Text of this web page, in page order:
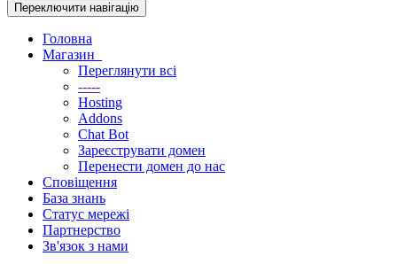
Переключити навігацію
Головна
Магазин
Переглянути всі
-----
Hosting
Addons
Chat Bot
Зареєструвати домен
Перенести домен до нас
Сповіщення
База знань
Статус мережі
Партнерство
Зв'язок з нами